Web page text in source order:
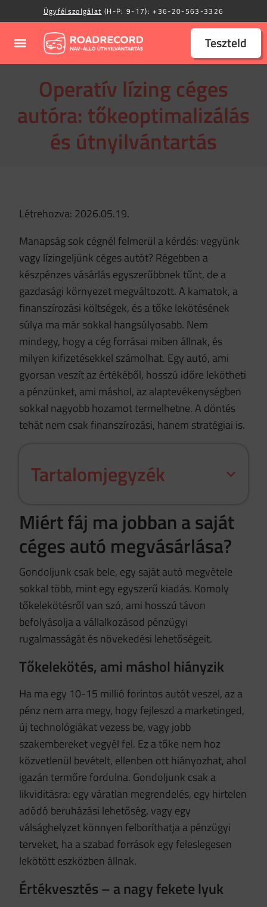
Ügyfélszolgálat (H-P: 9-17):+36-20-563-3326
Teszteld
Operatív lízing céges
autóra: tőkeoptimalizálás
és útnyilvántartás
Létrehozva: 2026.05.19.
Manapság sok cégnél felmerül a kérdés: vegyünk
vagy lízingeljünk céges autót? Régebben a
készpénzes vásárlás egyszerűbbnek tűnt, de a
gazdasági környezet megváltozott. A kamatok, a
finanszírozási költségek, és a tőke lekötésének
súlya ma már sokkal hangsúlyosabb. Nem
mindegy, hogy a cég forrásai miben állnak, és
milyen kifizetésekkel számolhat. Egy autó, ami
gyorsan veszít az értékéből, hosszú időre lekötheti
a pénzünket, ami máshol, az alaptevékenységben
sokkal nagyobb hozamot termelhetne. A döntés
tehát nem csak finanszírozási, hanem stratégiai is.
Tartalomjegyzék
Miért fáj ma jobban a saját
céges autó megvásárlása?
Gondoljunk csak bele, egy saját autó megvétele
sokkal több, mint egy egyszerű kiadás. Komoly
tőkelekötésről van szó, ami hosszú távon
befolyásolja a vállalkozásod pénzügyi
rugalmasságát és növekedési lehetőségeit.
Tőkelekötés, ami máshol hiányzik
Ha ma egy 10-15 millió forintos autót veszel, az a
pénz nem arra megy, hogy fejleszd a marketinged,
új technológiákat vezess be, vagy jobb
szakembereket vegyél fel. Ez a tőke nem hoz
közvetlenül bevételt, ellenben ott hiányozhat, ahol
igazán termőre fordulna. Gondoljunk csak a
likviditásra: egy váratlan megrendelés, egy hirtelen
adódó beruházási lehetőség, vagy egy
válsághelyzet könnyen felboríthatja a pénzügyi
terveket, ha a szabad források egy feleslegesen
lekötött eszközben állnak.
Értékvesztés – a nagy fekete lyuk